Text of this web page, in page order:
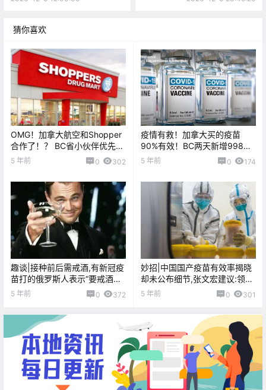
猜你喜欢
OMG！加拿大航空和Shopper
合作了！？ BC省小伙伴优先约
核酸检测？
5 年前 0 302
疫情有救！加拿大买的疫苗
90%有效！BC两天新增998！
租金都不让涨？
5 年前 0 174
趣谈|接种前后需戒酒,有新冠疫
苗打的俄罗斯人表示“要戒酒我
就不打了”
5 年前 0 372
妙招|中国国产疫苗有效率揭晓
却未公布细节,张文宏建议:领导
先打
5 年前 0 301